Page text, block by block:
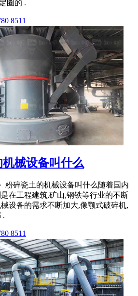
圈的 .
8511
械设备叫什么
粉碎瓷土的机械设备叫什么随着国内
在工程建筑,矿山,钢铁等行业的不断
设备的需求不断加大,像颚式破碎机,
.
8511